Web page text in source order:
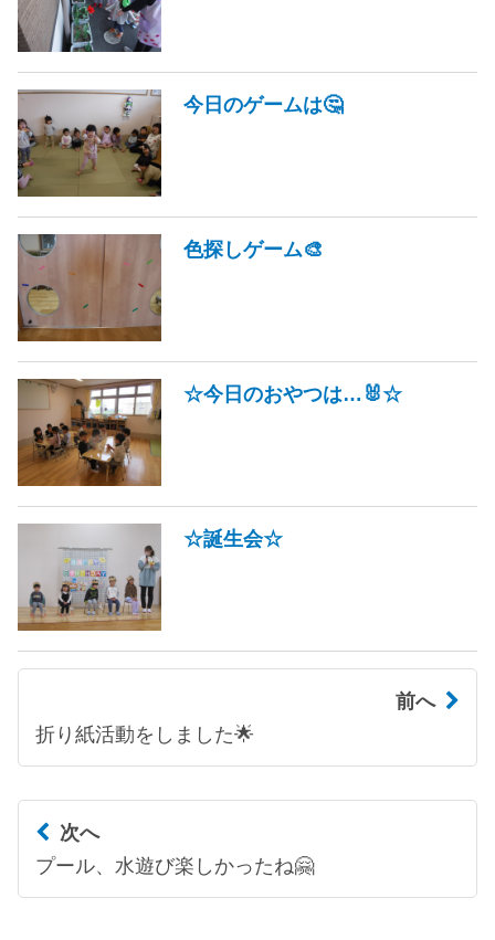
今日のゲームは🤔
色探しゲーム🎨
☆今日のおやつは…🐰☆
☆誕生会☆
前へ
折り紙活動をしました🌟
次へ
プール、水遊び楽しかったね🤗